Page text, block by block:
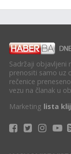
Sadržaji objavljeni
prenositi samo uz
rečenice
vezu na članak u
Marketing lista